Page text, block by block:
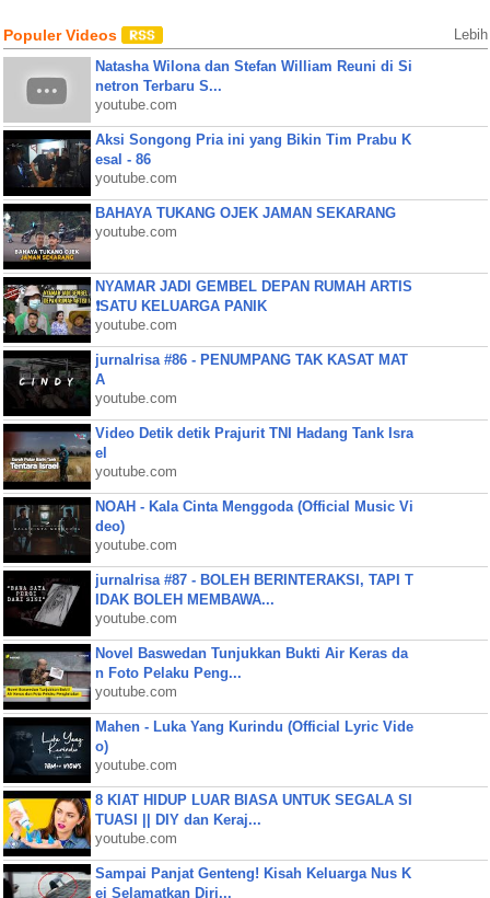
Populer Videos Lebih
Natasha Wilona dan Stefan William Reuni di Si
netron Terbaru S...
youtube.com
Aksi Songong Pria ini yang Bikin Tim Prabu K
esal - 86
youtube.com
BAHAYA TUKANG OJEK JAMAN SEKARANG
youtube.com
NYAMAR JADI GEMBEL DEPAN RUMAH ARTIS
❗SATU KELUARGA PANIK
youtube.com
jurnalrisa #86 - PENUMPANG TAK KASAT MAT
A
youtube.com
Video Detik detik Prajurit TNI Hadang Tank Isra
el
youtube.com
NOAH - Kala Cinta Menggoda (Official Music Vi
deo)
youtube.com
jurnalrisa #87 - BOLEH BERINTERAKSI, TAPI T
IDAK BOLEH MEMBAWA...
youtube.com
Novel Baswedan Tunjukkan Bukti Air Keras da
n Foto Pelaku Peng...
youtube.com
Mahen - Luka Yang Kurindu (Official Lyric Vide
o)
youtube.com
8 KIAT HIDUP LUAR BIASA UNTUK SEGALA SI
TUASI || DIY dan Keraj...
youtube.com
Sampai Panjat Genteng! Kisah Keluarga Nus K
ei Selamatkan Diri...